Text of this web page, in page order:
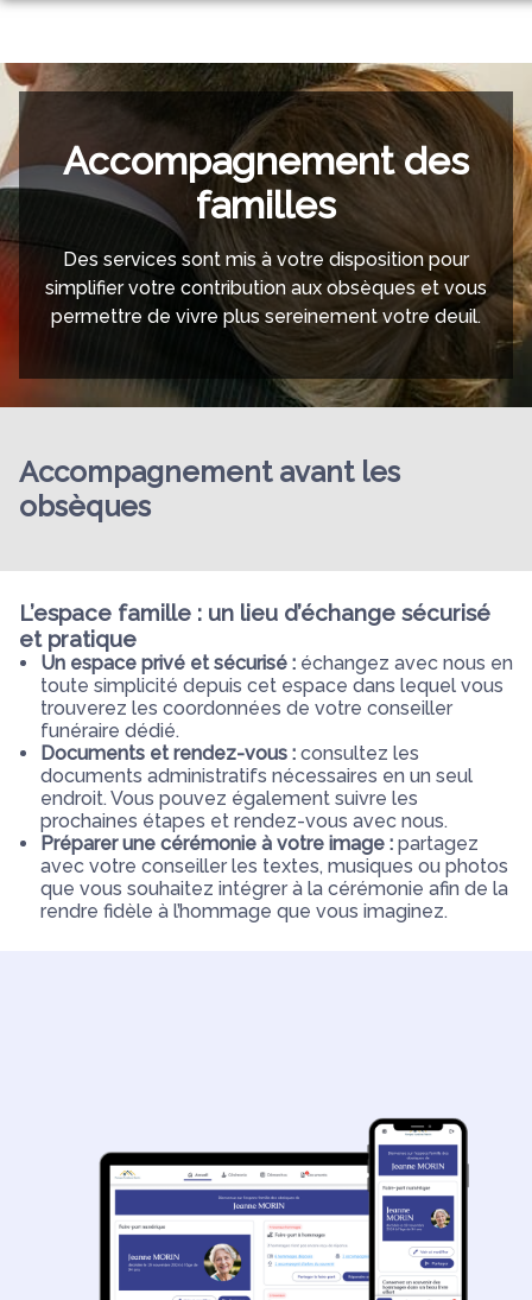
NOS SERVICES
ORGANISER DES OBSÈQUES
PRÉVOIR SES OBSÈQUES
MONUMENTS FUNÉRAIRES
LES CHAMBRES FUNÉRAIRES
TRANSPORT DE CORPS
ESPACES HOMMAGES
DIVERS PREVOYANCE
DIVERS MARBRERIE
DIVERS OBSEQUES
Accompagnement des
familles
Des services sont mis à votre disposition pour
simplifier votre contribution aux obsèques et vous
permettre de vivre plus sereinement votre deuil.
Accompagnement avant les
obsèques
L’espace famille : un lieu d’échange sécurisé
et pratique
Un espace privé et sécurisé : échangez avec nous en
toute simplicité depuis cet espace dans lequel vous
trouverez les coordonnées de votre conseiller
funéraire dédié.
Documents et rendez-vous : consultez les
documents administratifs nécessaires en un seul
endroit. Vous pouvez également suivre les
prochaines étapes et rendez-vous avec nous.
Préparer une cérémonie à votre image : partagez
avec votre conseiller les textes, musiques ou photos
que vous souhaitez intégrer à la cérémonie afin de la
rendre fidèle à l’hommage que vous imaginez.